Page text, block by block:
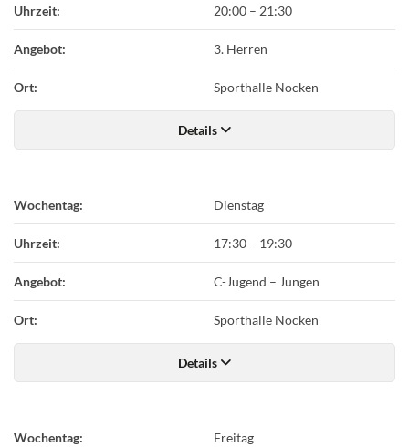
Uhrzeit: 20:00 – 21:30
Angebot: 3. Herren
Ort: Sporthalle Nocken
Details
Wochentag: Dienstag
Uhrzeit: 17:30 – 19:30
Angebot: C-Jugend – Jungen
Ort: Sporthalle Nocken
Details
Wochentag: Freitag